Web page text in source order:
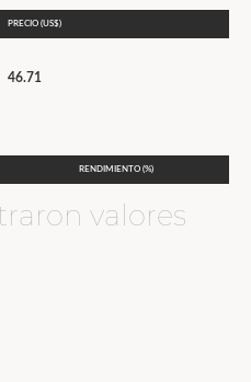
PRECIO (US$)
46.71
RENDIMIENTO (%)
valores